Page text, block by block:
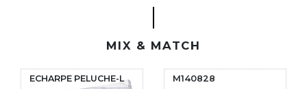
MIX & MATCH
ECHARPE PELUCHE-L M140828